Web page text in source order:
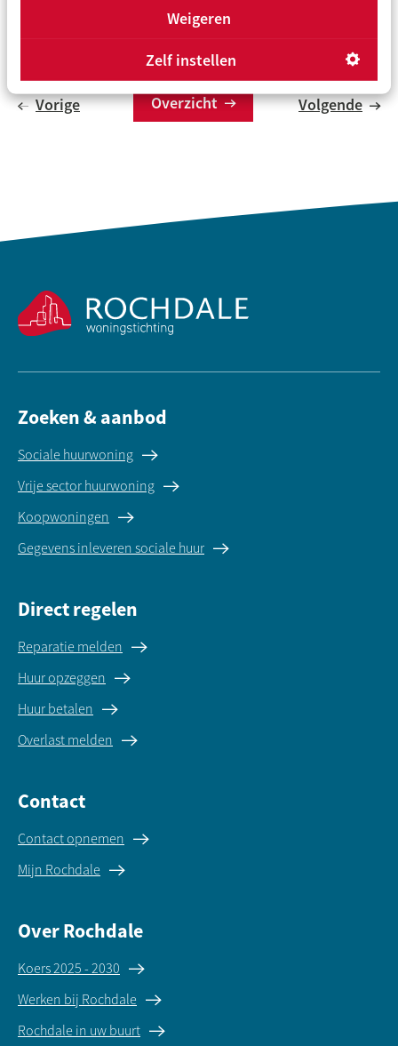
Weigeren
Zelf instellen
Volgende
Overzicht
Vorige
Zoeken & aanbod
Sociale huurwoning
Vrije sector huurwoning
Koopwoningen
Gegevens inleveren sociale huur
Direct regelen
Reparatie melden
Huur opzeggen
Huur betalen
Overlast melden
Contact
Contact opnemen
Mijn Rochdale
Over Rochdale
Koers 2025 - 2030
Werken bij Rochdale
Rochdale in uw buurt